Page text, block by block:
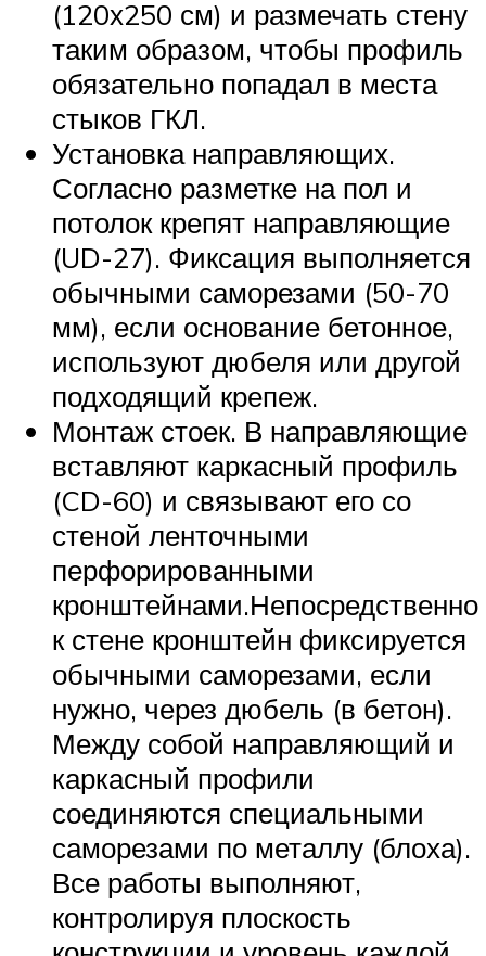
(120х250 см) и размечать стену
таким образом, чтобы профиль
обязательно попадал в места
стыков ГКЛ.
Установка направляющих.
Согласно разметке на пол и
потолок крепят направляющие
(UD-27). Фиксация выполняется
обычными саморезами (50-70
мм), если основание бетонное,
используют дюбеля или другой
подходящий крепеж.
Монтаж стоек. В направляющие
вставляют каркасный профиль
(CD-60) и связывают его со
стеной ленточными
перфорированными
кронштейнами.Непосредственно
к стене кронштейн фиксируется
обычными саморезами, если
нужно, через дюбель (в бетон).
Между собой направляющий и
каркасный профили
соединяются специальными
саморезами по металлу (блоха).
Все работы выполняют,
контролируя плоскость